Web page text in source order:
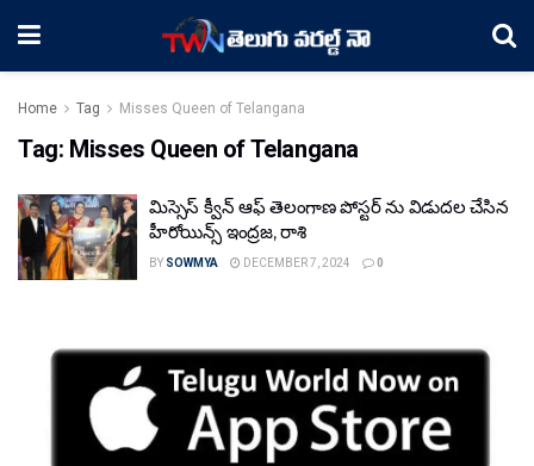
Home Tag Misses Queen of Telangana
Tag: Misses Queen of Telangana
మిస్సెస్ క్వీన్ ఆఫ్ తెలంగాణ పోస్టర్ ను విడుదల చేసిన
హీరోయిన్స్ ఇంద్రజ, రాశి
BY SOWMYA DECEMBER 7, 2024 0